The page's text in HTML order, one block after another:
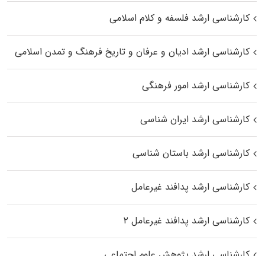
کارشناسی ارشد فلسفه و کلام اسلامی
کارشناسی ارشد ادیان و عرفان و تاریخ فرهنگ و تمدن اسلامی
کارشناسی ارشد امور فرهنگی
کارشناسی ارشد ایران شناسی
کارشناسی ارشد باستان شناسی
کارشناسی ارشد پدافند غیرعامل
کارشناسی ارشد پدافند غیرعامل ۲